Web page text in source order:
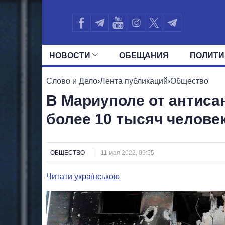
НОВОСТИ ОБЕЩАНИЯ
ВСЕ ПОЛИТИКИ ПРЕЗИДЕНТ И
Слово и Дело›Лента публикаций›Общество
В Мариуполе от
более 10 тысяч
ОБЩЕСТВО 11 мая 2022, 09:55
Читати українською